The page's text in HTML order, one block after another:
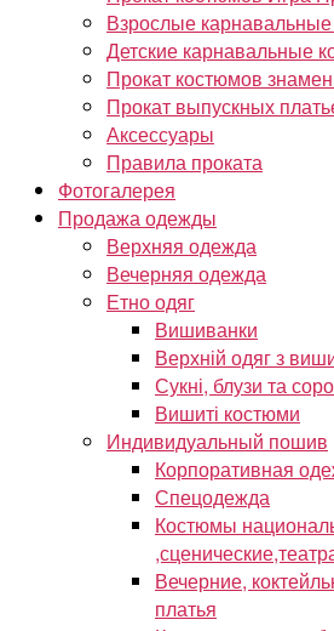
Взрослые
Детские карнавальные
Прокат костюмов
Прокат выпускных
Аксессуары
Правила проката
Фотогалерея
Продажа одежды
Верхняя одежда
Вечерняя одежда
Етно одяг
Вишиванки
Верхній одяг з
Сукні, блузи та
Вишиті костюми
Индивидуальный пошив
Корпоративная
Спецодежда
Костюмы
Вечерние,
платья